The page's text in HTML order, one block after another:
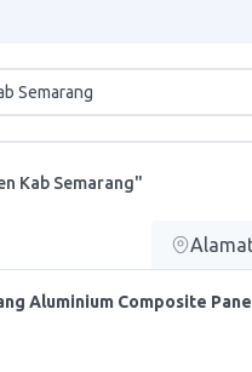
Kab Semarang"
Aluminium Composite